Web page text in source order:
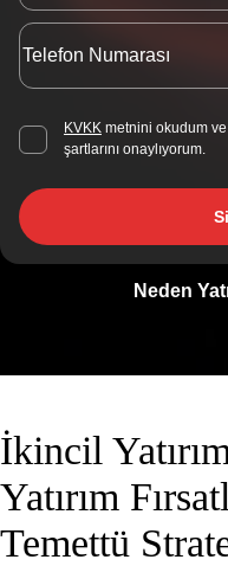
KVKK metnini okudum
şartlarını onaylıyorum.
Neden
İkincil
Yatırım
Temettü